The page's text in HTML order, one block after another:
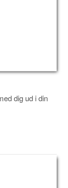
dig ud i din